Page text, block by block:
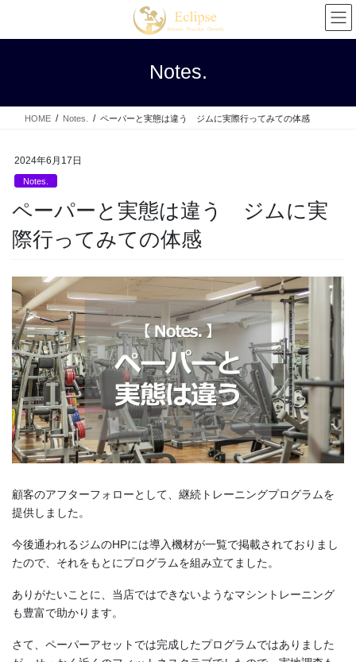
テ
ス
ゲ
ン
Notes.
HOME Notes. ペーパーと実態は違う ジムに実際行ってみての体感
2024年6月17日
Notes.
ペーパーと実態は違う ジムに実
際行ってみての体感
顧客のアフターフォローとして、継続トレーニングプログラムを
提供しました。
今後通われるジムのHPには導入機材が一覧で掲載されておりまし
たので、それをもとにプログラムを組み立てました。
ありがたいことに、当店ではできないようなマシントレーニング
も豊富で助かります。
さて、ペーパーアセットでは完成したプログラムではありました